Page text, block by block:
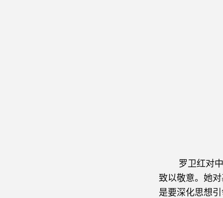
罗卫红对中共
致以敬意。她
是要深化思想